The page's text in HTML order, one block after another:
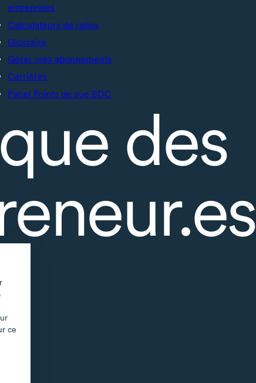
ce
entreprises
Calculateurs de ratios
Glossaire
Gérer mes abonnements
Carrières
Panel Points de vue BDC
des